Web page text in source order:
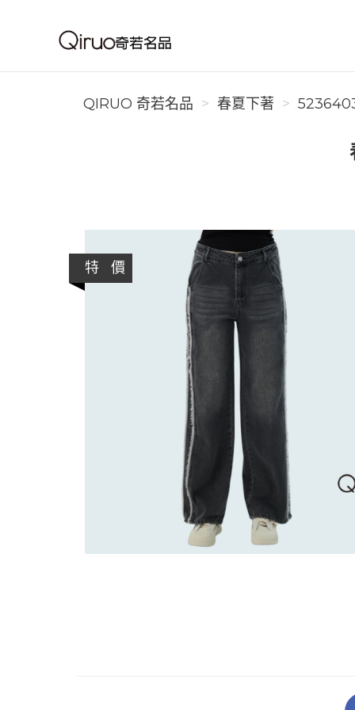
Qiruo 奇若名品
QIRUO 奇若名品
春夏下著
特 價